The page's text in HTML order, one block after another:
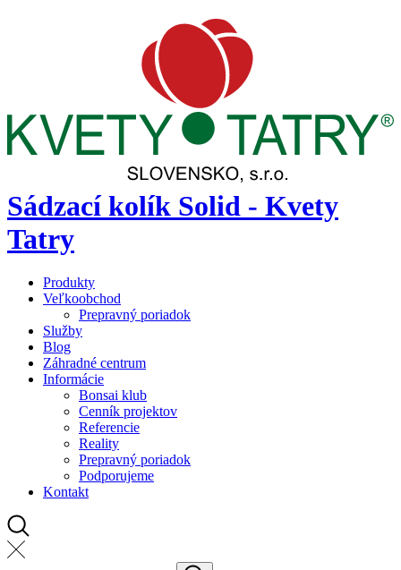
Sádzací kolík Solid - Kvety
Tatry
Produkty
Veľkoobchod
Prepravný poriadok
Služby
Blog
Záhradné centrum
Informácie
Bonsai klub
Cenník projektov
Referencie
Reality
Prepravný poriadok
Podporujeme
Kontakt